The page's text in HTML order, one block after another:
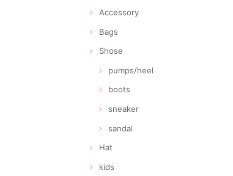
Accessory
Bags
Shose
pumps/heel
boots
sneaker
sandal
Hat
kids